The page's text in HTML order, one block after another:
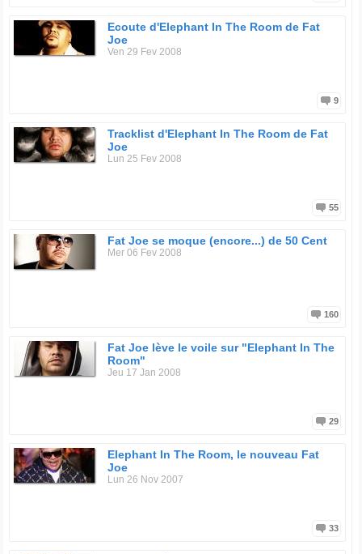
1993 : Represent (as Fat Joe da Gangsta)
1995 : Jealous One's Envy
1998 : Don Cartagena
2009 : Jealous Ones Still Envy 2 (J.O.S.E. 2)
Ecoute d'Elephant In The Room de Fat
Joe
Ven 29 Fev 2008
9
Tracklist d'Elephant In The Room de Fat
Joe
Lun 25 Fev 2008
55
Fat Joe se moque (encore...) de 50 Cent
Mer 06 Fev 2008
160
Fat Joe lève le voile sur "Elephant In The
Room"
Jeu 17 Jan 2008
29
Elephant In The Room, le nouveau Fat
Joe
Lun 26 Nov 2007
33